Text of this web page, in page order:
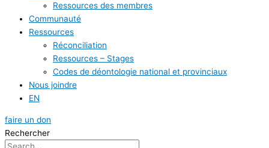
Ressources des membres
Communauté
Ressources
Réconciliation
Ressources – Stages
Codes de déontologie national et provinciaux
Nous joindre
EN
faire un don
Rechercher